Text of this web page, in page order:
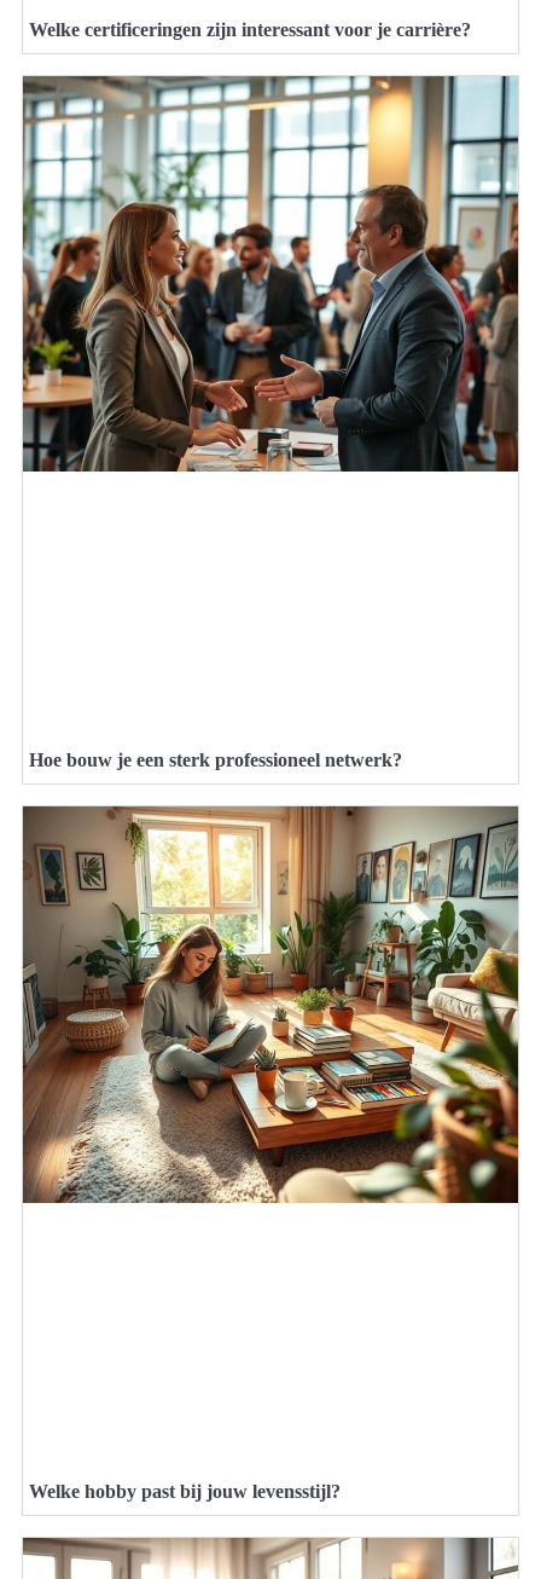
Welke certificeringen zijn interessant voor je carrière?
Hoe bouw je een sterk professioneel netwerk?
Welke hobby past bij jouw levensstijl?